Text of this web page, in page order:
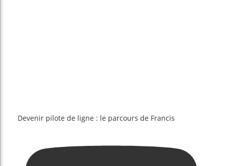
Devenir pilote de ligne : le parcours de Francis